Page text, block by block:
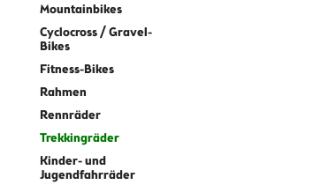
Mountainbikes
Cyclocross / Gravel-
Bikes
Fitness-Bikes
Rahmen
Rennräder
Trekkingräder
Kinder- und
Jugendfahrräder